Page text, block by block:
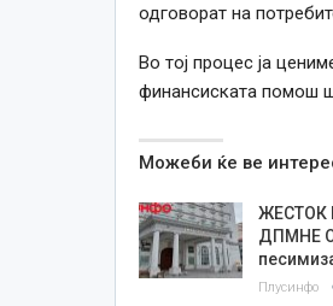
одговорат на
Во тој процес ја
финансиската помош
Можеби ќе ве
ЖЕСТОК
ДПМНЕ
Плусинфо